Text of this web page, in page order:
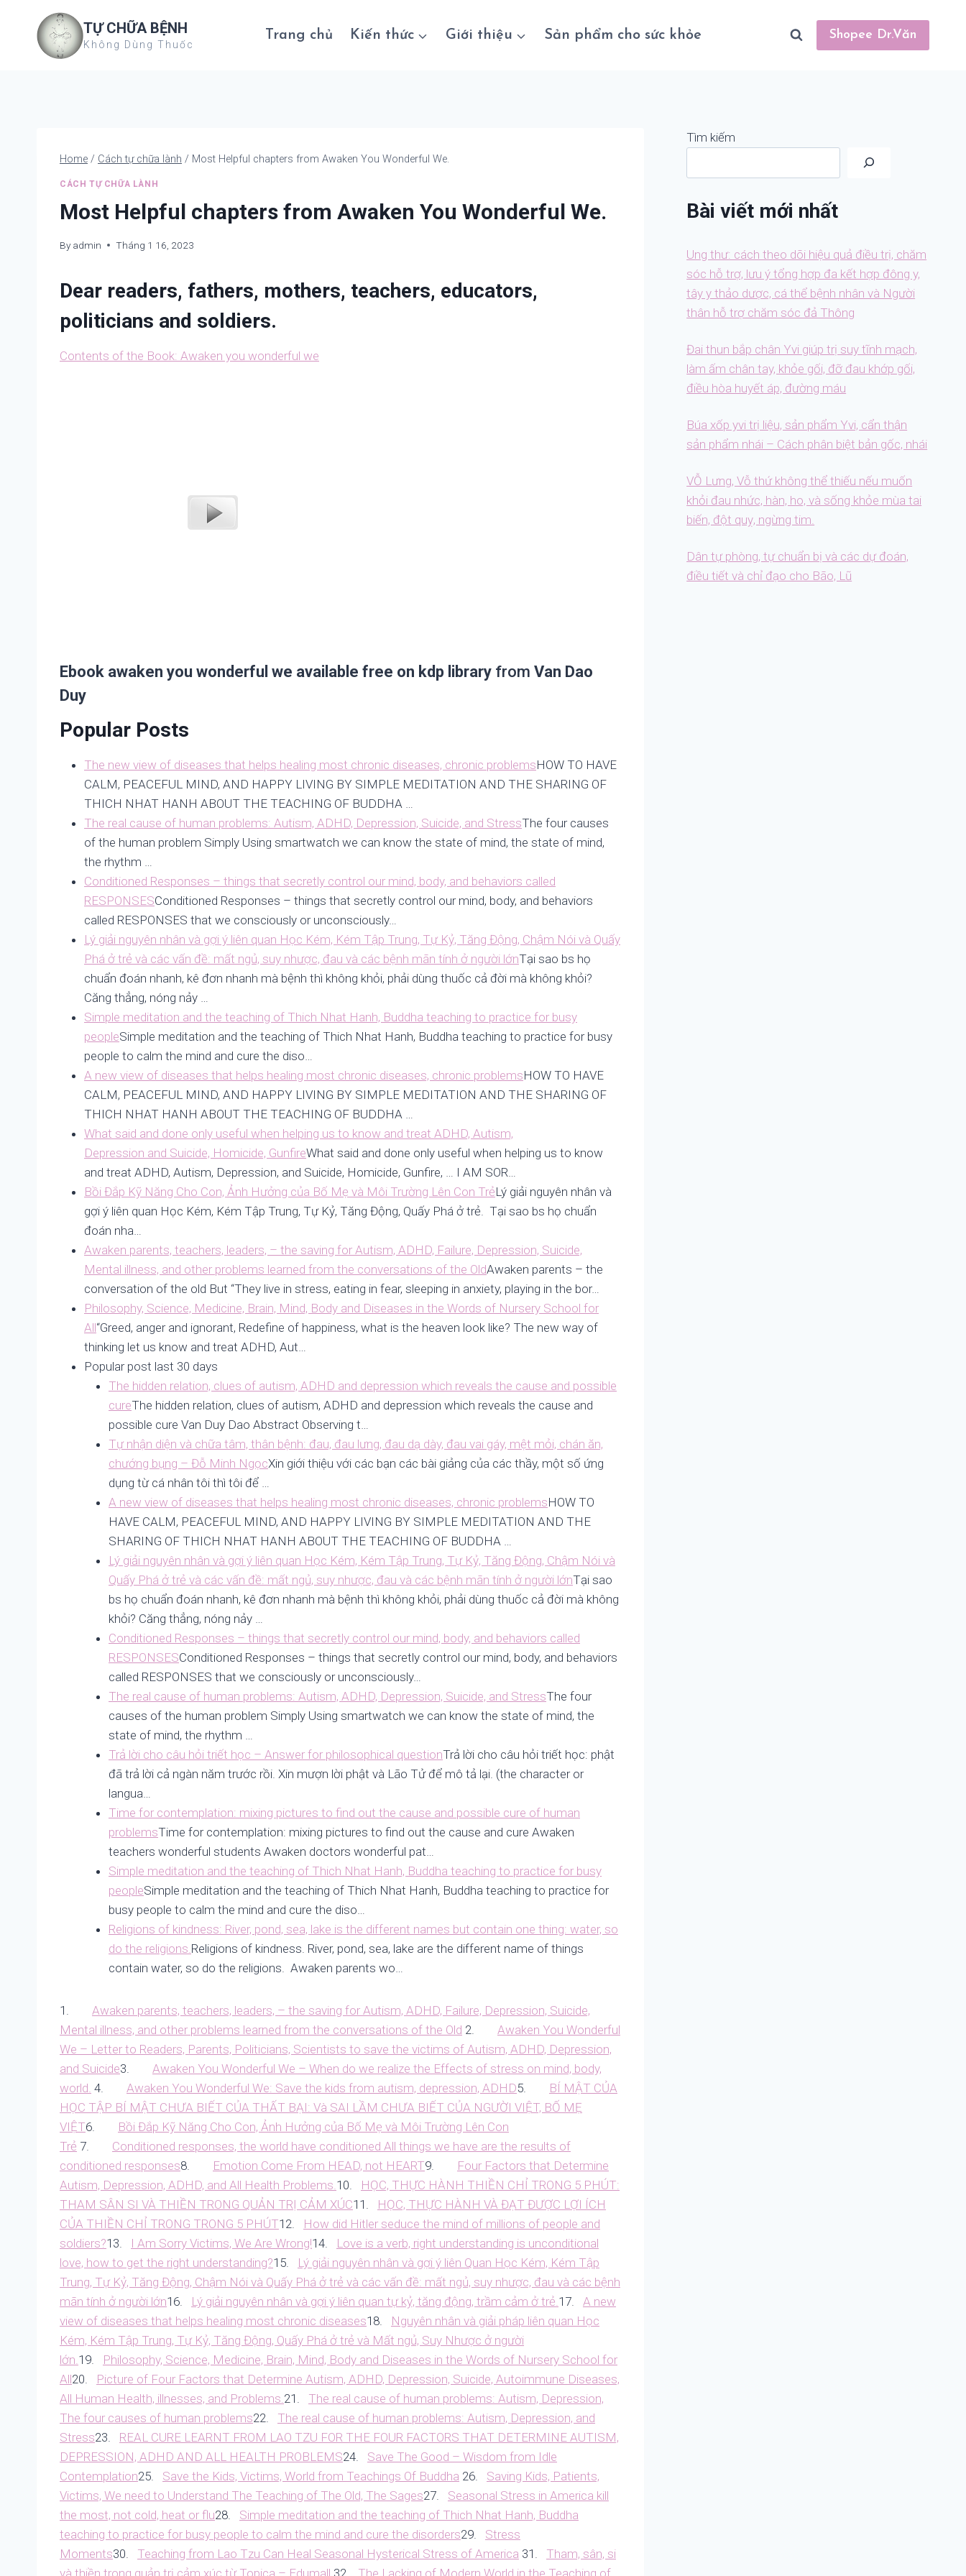
content
TỰ CHỮA BỆNH
Không Dùng Thuốc
Trang chủ Kiến thức Giới thiệu Sản phẩm cho sức khỏe Shopee Dr.Văn
Home / Cách tự chữa lành / Most Helpful chapters from Awaken You Wonderful We.
CÁCH TỰ CHỮA LÀNH
Most Helpful chapters from Awaken You Wonderful We.
By admin Tháng 1 16, 2023
Dear readers, fathers, mothers, teachers, educators,
politicians and soldiers.
Contents of the Book: Awaken you wonderful we
Ebook awaken you wonderful we available free on kdp library from Van Dao
Duy
Popular Posts
The new view of diseases that helps healing most chronic diseases, chronic problemsHOW TO HAVE
CALM, PEACEFUL MIND, AND HAPPY LIVING BY SIMPLE MEDITATION AND THE SHARING OF
THICH NHAT HANH ABOUT THE TEACHING OF BUDDHA …
The real cause of human problems: Autism, ADHD, Depression, Suicide, and StressThe four causes
of the human problem Simply Using smartwatch we can know the state of mind, the state of mind,
the rhythm …
Conditioned Responses – things that secretly control our mind, body, and behaviors called
RESPONSESConditioned Responses – things that secretly control our mind, body, and behaviors
called RESPONSES that we consciously or unconsciously…
Lý giải nguyên nhân và gợi ý liên quan Học Kém, Kém Tập Trung, Tự Kỷ, Tăng Động, Chậm Nói và Quấy
Phá ở trẻ và các vấn đề: mất ngủ, suy nhược, đau và các bệnh mãn tính ở người lớnTại sao bs họ
chuẩn đoán nhanh, kê đơn nhanh mà bệnh thì không khỏi, phải dùng thuốc cả đời mà không khỏi?
Căng thẳng, nóng nảy …
Simple meditation and the teaching of Thich Nhat Hanh, Buddha teaching to practice for busy
peopleSimple meditation and the teaching of Thich Nhat Hanh, Buddha teaching to practice for busy
people to calm the mind and cure the diso…
A new view of diseases that helps healing most chronic diseases, chronic problemsHOW TO HAVE
CALM, PEACEFUL MIND, AND HAPPY LIVING BY SIMPLE MEDITATION AND THE SHARING OF
THICH NHAT HANH ABOUT THE TEACHING OF BUDDHA …
What said and done only useful when helping us to know and treat ADHD, Autism,
Depression and Suicide, Homicide, GunfireWhat said and done only useful when helping us to know
and treat ADHD, Autism, Depression, and Suicide, Homicide, Gunfire, … I AM SOR…
Bồi Đắp Kỹ Năng Cho Con, Ảnh Hưởng của Bố Mẹ và Môi Trường Lên Con TrẻLý giải nguyên nhân và
gợi ý liên quan Học Kém, Kém Tập Trung, Tự Kỷ, Tăng Động, Quấy Phá ở trẻ. Tại sao bs họ chuẩn
đoán nha…
Awaken parents, teachers, leaders, – the saving for Autism, ADHD, Failure, Depression, Suicide,
Mental illness, and other problems learned from the conversations of the OldAwaken parents – the
conversation of the old But “They live in stress, eating in fear, sleeping in anxiety, playing in the bor…
Philosophy, Science, Medicine, Brain, Mind, Body and Diseases in the Words of Nursery School for
All“Greed, anger and ignorant, Redefine of happiness, what is the heaven look like? The new way of
thinking let us know and treat ADHD, Aut…
Popular post last 30 days
The hidden relation, clues of autism, ADHD and depression which reveals the cause and possible
cureThe hidden relation, clues of autism, ADHD and depression which reveals the cause and
possible cure Van Duy Dao Abstract Observing t…
Tự nhận diện và chữa tâm, thân bệnh: đau, đau lưng, đau dạ dày, đau vai gáy, mệt mỏi, chán ăn,
chướng bụng – Đỗ Minh NgọcXin giới thiệu với các bạn các bài giảng của các thầy, một số ứng
dụng từ cá nhân tôi thì tôi để …
A new view of diseases that helps healing most chronic diseases, chronic problemsHOW TO
HAVE CALM, PEACEFUL MIND, AND HAPPY LIVING BY SIMPLE MEDITATION AND THE
SHARING OF THICH NHAT HANH ABOUT THE TEACHING OF BUDDHA …
Lý giải nguyên nhân và gợi ý liên quan Học Kém, Kém Tập Trung, Tự Kỷ, Tăng Động, Chậm Nói và
Quấy Phá ở trẻ và các vấn đề: mất ngủ, suy nhược, đau và các bệnh mãn tính ở người lớnTại sao
bs họ chuẩn đoán nhanh, kê đơn nhanh mà bệnh thì không khỏi, phải dùng thuốc cả đời mà không
khỏi? Căng thẳng, nóng nảy …
Conditioned Responses – things that secretly control our mind, body, and behaviors called
RESPONSESConditioned Responses – things that secretly control our mind, body, and behaviors
called RESPONSES that we consciously or unconsciously…
The real cause of human problems: Autism, ADHD, Depression, Suicide, and StressThe four
causes of the human problem Simply Using smartwatch we can know the state of mind, the
state of mind, the rhythm …
Trả lời cho câu hỏi triết học – Answer for philosophical questionTrả lời cho câu hỏi triết học: phật
đã trả lời cả ngàn năm trước rồi. Xin mượn lời phật và Lão Tử để mô tả lại. (the character or
langua…
Time for contemplation: mixing pictures to find out the cause and possible cure of human
problemsTime for contemplation: mixing pictures to find out the cause and cure Awaken
teachers wonderful students Awaken doctors wonderful pat…
Simple meditation and the teaching of Thich Nhat Hanh, Buddha teaching to practice for busy
peopleSimple meditation and the teaching of Thich Nhat Hanh, Buddha teaching to practice for
busy people to calm the mind and cure the diso…
Religions of kindness: River, pond, sea, lake is the different names but contain one thing: water, so
do the religions. Religions of kindness. River, pond, sea, lake are the different name of things
contain water, so do the religions. Awaken parents wo…
1. Awaken parents, teachers, leaders, – the saving for Autism, ADHD, Failure, Depression, Suicide,
Mental illness, and other problems learned from the conversations of the Old 2. Awaken You Wonderful
We – Letter to Readers, Parents, Politicians, Scientists to save the victims of Autism, ADHD, Depression,
and Suicide3. Awaken You Wonderful We – When do we realize the Effects of stress on mind, body,
world. 4. Awaken You Wonderful We: Save the kids from autism, depression, ADHD5. BÍ MẬT CỦA
HỌC TẬP BÍ MẬT CHƯA BIẾT CỦA THẤT BẠI: Và SAI LẦM CHƯA BIẾT CỦA NGƯỜI VIỆT, BỐ MẸ
VIỆT6. Bồi Đắp Kỹ Năng Cho Con, Ảnh Hưởng của Bố Mẹ và Môi Trường Lên Con
Trẻ 7. Conditioned responses, the world have conditioned All things we have are the results of
conditioned responses8. Emotion Come From HEAD, not HEART9. Four Factors that Determine
Autism, Depression, ADHD, and All Health Problems. 10. HỌC, THỰC HÀNH THIỀN CHỈ TRONG 5 PHÚT:
THAM SÂN SI VÀ THIỀN TRONG QUẢN TRỊ CẢM XÚC11. HỌC, THỰC HÀNH VÀ ĐẠT ĐƯỢC LỢI ÍCH
CỦA THIỀN CHỈ TRONG TRONG 5 PHÚT12. How did Hitler seduce the mind of millions of people and
soldiers?13. I Am Sorry Victims, We Are Wrong!14. Love is a verb, right understanding is unconditional
love, how to get the right understanding?15. Lý giải nguyên nhân và gợi ý liên Quan Học Kém, Kém Tập
Trung, Tự Kỷ, Tăng Động, Chậm Nói và Quấy Phá ở trẻ và các vấn đề: mất ngủ, suy nhược, đau và các bệnh
mãn tính ở người lớn16. Lý giải nguyên nhân và gợi ý liên quan tự kỷ, tăng động, trầm cảm ở trẻ. 17. A new
view of diseases that helps healing most chronic diseases18. Nguyên nhân và giải pháp liên quan Học
Kém, Kém Tập Trung, Tự Kỷ, Tăng Động, Quấy Phá ở trẻ và Mất ngủ, Suy Nhược ở người
lớn. 19. Philosophy, Science, Medicine, Brain, Mind, Body and Diseases in the Words of Nursery School for
All20. Picture of Four Factors that Determine Autism, ADHD, Depression, Suicide, Autoimmune Diseases,
All Human Health, illnesses, and Problems. 21. The real cause of human problems: Autism, Depression,
The four causes of human problems22. The real cause of human problems: Autism, Depression, and
Stress23. REAL CURE LEARNT FROM LAO TZU FOR THE FOUR FACTORS THAT DETERMINE AUTISM,
DEPRESSION, ADHD AND ALL HEALTH PROBLEMS24. Save The Good – Wisdom from Idle
Contemplation25. Save the Kids, Victims, World from Teachings Of Buddha 26. Saving Kids, Patients,
Victims, We need to Understand The Teaching of The Old, The Sages27. Seasonal Stress in America kill
the most, not cold, heat or flu28. Simple meditation and the teaching of Thich Nhat Hanh, Buddha
teaching to practice for busy people to calm the mind and cure the disorders29. Stress
Moments30. Teaching from Lao Tzu Can Heal Seasonal Hysterical Stress of America 31. Tham, sân, si
và thiền trong quản trị cảm xúc từ Topica – Edumall 32. The Lacking of Modern World in the Teaching of
Tìm kiếm
Bài viết mới nhất
Ung thư: cách theo dõi hiệu quả điều trị, chăm
sóc hỗ trợ, lưu ý tổng hợp đa kết hợp đông y,
tây y thảo dược, cá thể bệnh nhân và Người
thân hỗ trợ chăm sóc đả Thông
Đai thun bắp chân Yvi giúp trị suy tĩnh mạch,
làm ấm chân tay, khỏe gối, đỡ đau khớp gối,
điều hòa huyết áp, đường máu
Búa xốp yvi trị liệu, sản phẩm Yvi, cẩn thận
sản phẩm nhái – Cách phân biệt bản gốc, nhái
VỖ Lưng, Vỗ thứ không thể thiếu nếu muốn
khỏi đau nhức, hàn, ho, và sống khỏe mùa tai
biến, đột quỵ, ngừng tim.
Dân tự phòng, tự chuẩn bị và các dự đoán,
điều tiết và chỉ đạo cho Bão, Lũ